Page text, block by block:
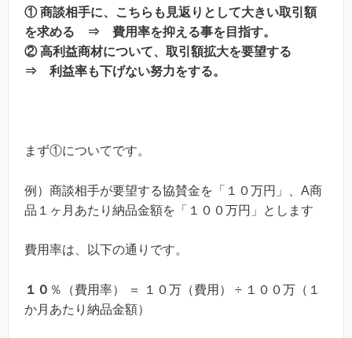
① 商談相手に、こちらも見返りとして大きい取引額
を求める ⇒ 費用率を抑える事を目指す。
② 高利益商材について、取引額拡大を要望する
⇒ 利益率も下げない努力をする。
まず①についてです。
例）商談相手が要望する協賛金を「１０万円」、A商
品１ヶ月あたり納品金額を「１００万円」とします
費用率は、以下の通りです。
１０ ％（費用率） ＝ １０万（費用） ÷ １００万（１
か月あたり納品金額）